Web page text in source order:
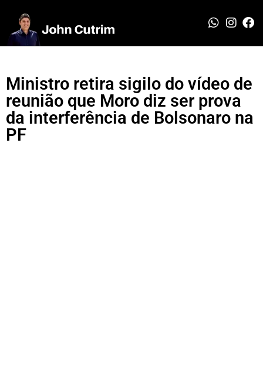
Ministro retira sigilo do vídeo de
reunião que Moro diz ser prova
da interferência de Bolsonaro na
PF